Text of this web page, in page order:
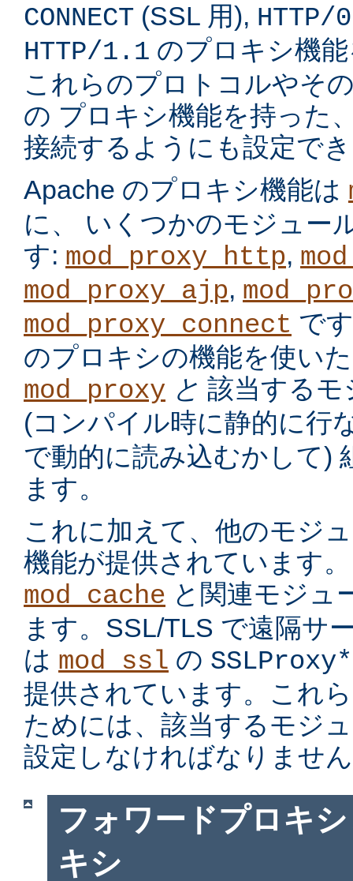
CONNECT (SSL 用), HTTP/
HTTP/1.1 のプロキシ機
これらのプロトコルやそ
の プロキシ機能を持った
接続するようにも設定で
Apache のプロキシ機能は
に、 いくつかのモジュー
す: mod_proxy_http,
mod_proxy_ajp,
mod_proxy_connect で
のプロキシの機能を使い
mod_proxy と 該当するモ
(コンパイル時に静的に行
で動的に読み込むかして)
ます。
これに加えて、他のモジ
機能が提供されています
mod_cache と関連モジュ
ます。SSL/TLS で遠隔サ
は mod_ssl の SSLProxy*
提供されています。これ
ためには、該当するモジ
設定しなければなりませ
フォワードプロキ
キシ